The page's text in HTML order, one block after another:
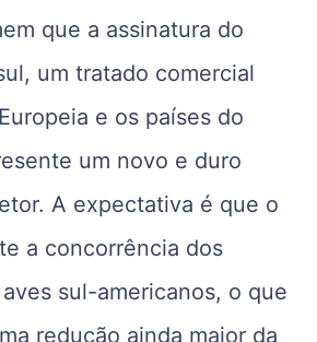
que a assinatura do
um tratado comercial
e os países do
um novo e duro
A expectativa é que o
a concorrência dos
sul-americanos, o que
redução ainda maior da